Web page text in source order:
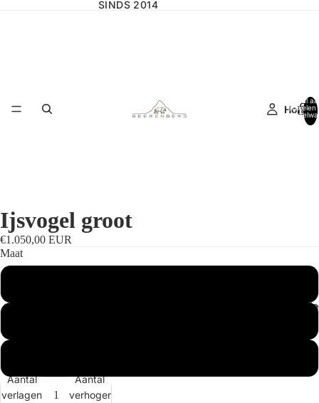
SINDS 2014
Home
Totaal
artikelen
Ijsvogel groot
€1.050,00 EUR
Maat
Aantal
verlagen
Aantal
verhogen